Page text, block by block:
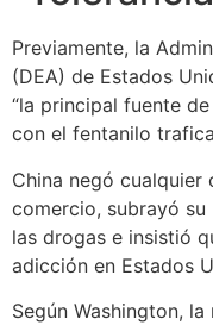
Previamente, la
(DEA) de Estados
“la principal fuente
con el fentanilo
China negó
comercio, subrayó
las drogas e insistió
adicción en Estados
Según Washington,